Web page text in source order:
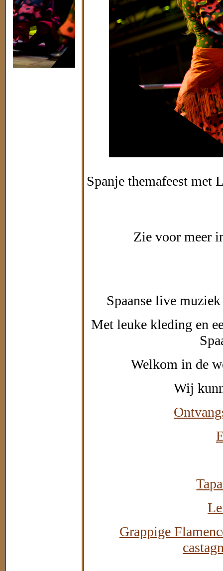
Spanje themafeest met
Zie voor meer
Spaanse live
Met leuke kleding en
Welkom in de
Wij
Grappige